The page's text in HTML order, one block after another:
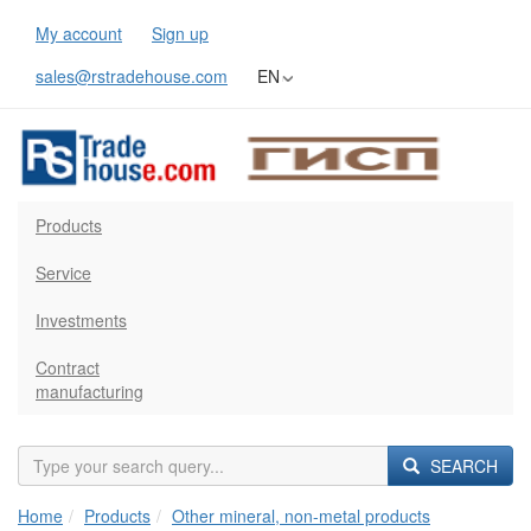
My account
Sign up
sales@rstradehouse.com
EN
Products
Service
Investments
Contract
manufacturing
SEARCH
Home Products
Other mineral, non-metal products